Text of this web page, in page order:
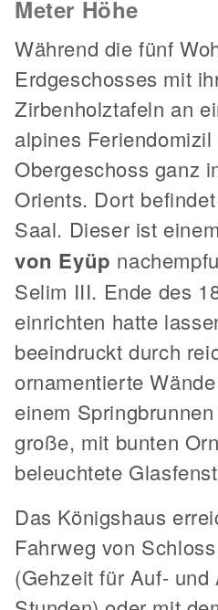
Meter Höhe
Während die fünf
Erdgeschosses mit
Zirbenholztafeln an
alpines
Obergeschoss ganz
Orients. Dort
Saal. Dieser ist
von Eyüp
Selim III. Ende des
einrichten hatte
beeindruckt durch
ornamentierte
einem
große, mit bunten
beleuchtete
Das Königshaus
Fahrweg von
(Gehzeit für Auf-